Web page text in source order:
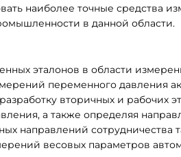
наиболее точные средства
в данной области.
эталонов в области
переменного давления
вторичных и рабочих
а также определяя
направлений сотрудничества
весовых параметров